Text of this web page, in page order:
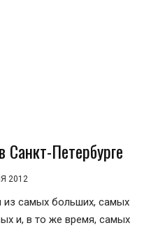
Петербурге
2012
из самых больших, самых
и, в то же время, самых